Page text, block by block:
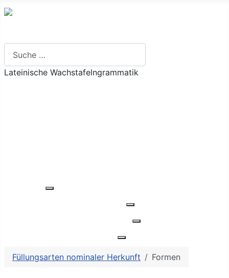
Lateinische Wachstafelngrammatik
Füllungsarten nominaler Herkunft
Formen